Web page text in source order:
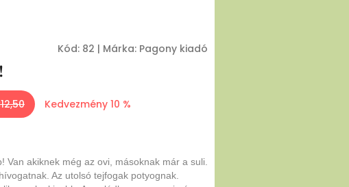
Kód: 82 | Márka: Pagony kiadó
Kedvezmény 10 %
Van akiknek még az ovi, másoknak már a suli.
Az utolsó tejfogak potyognak.